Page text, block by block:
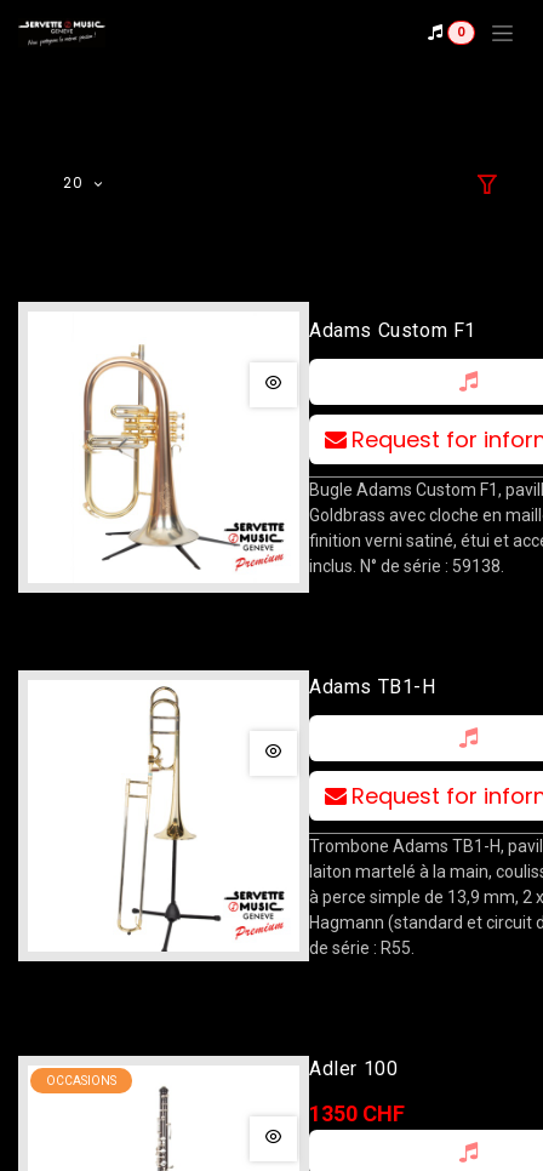
0
20
Adams Custom F1
Request for
Bugle Adams Custom F1,
Goldbrass avec cloche en
finition verni satiné, étui et
inclus. N° de série : 59138.
Adams TB1-H
Request for
Trombone Adams TB1-H,
laiton martelé à la main,
à perce simple de 13,9 mm, 2
Hagmann (standard et circuit
de série : R55.
OCCASIONS
Adler 100
1350 CHF